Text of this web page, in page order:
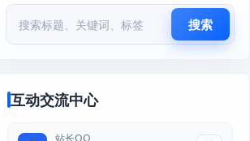
搜索
互动交流中心
站长QQ